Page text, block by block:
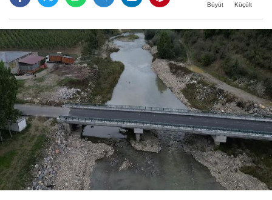
Büyüt Küçült